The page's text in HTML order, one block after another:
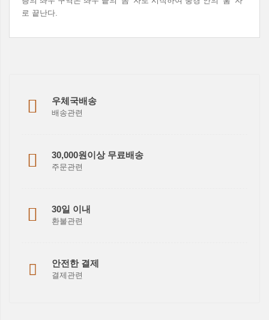
로 끝난다.
우체국배송
배송관련
30,000원이상 무료배송
주문관련
30일 이내
환불관련
안전한 결제
결제관련